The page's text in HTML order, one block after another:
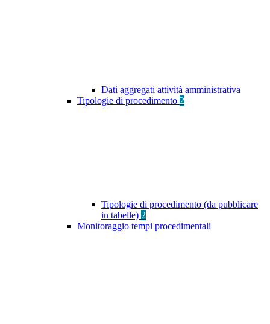
Dati aggregati attività amministrativa
Tipologie di procedimento 2
Tipologie di procedimento (da pubblicare
in tabelle) 2
Monitoraggio tempi procedimentali